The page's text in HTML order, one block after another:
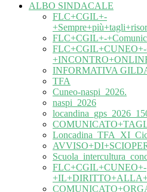
ALBO SINDACALE
FLC+CGIL+-
FLC+CGIL+-
INFORMATIVA
TFA
Cuneo-naspi_2026.
naspi_2026
FLC+CGIL+CUNEO+-